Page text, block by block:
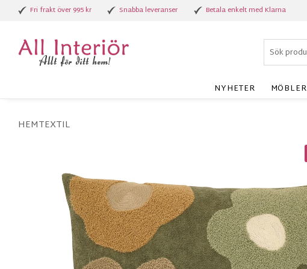
Fri frakt över 995 kr Snabba leveranser Betala enkelt med Klarna
NYHETER MÖBLER
HEMTEXTIL